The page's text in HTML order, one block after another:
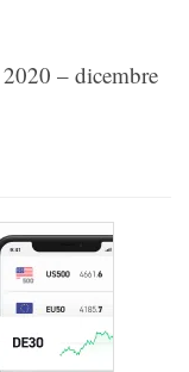
– dicembre